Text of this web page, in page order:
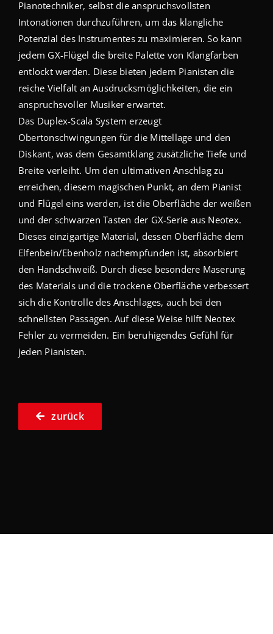
Pianotechniker, selbst die anspruchsvollsten
Intonationen durchzuführen, um das klangliche
Potenzial des Instrumentes zu maximieren. So kann
jedem GX-Flügel die breite Palette von Klangfarben
entlockt werden. Diese bieten jedem Pianisten die
reiche Vielfalt an Ausdrucksmöglichkeiten, die ein
anspruchsvoller Musiker erwartet.
Das Duplex-Scala System erzeugt
Obertonschwingungen für die Mittellage und den
Diskant, was dem Gesamtklang zusätzliche Tiefe und
Breite verleiht. Um den ultimativen Anschlag zu
erreichen, diesem magischen Punkt, an dem Pianist
und Flügel eins werden, ist die Oberfläche der weißen
und der schwarzen Tasten der GX-Serie aus Neotex.
Dieses einzigartige Material, dessen Oberfläche dem
Elfenbein/Ebenholz nachempfunden ist, absorbiert
den Handschweiß. Durch diese besondere Maserung
des Materials und die trockene Oberfläche verbessert
sich die Kontrolle des Anschlages, auch bei den
schnellsten Passagen. Auf diese Weise hilft Neotex
Fehler zu vermeiden. Ein beruhigendes Gefühl für
jeden Pianisten.
zurück